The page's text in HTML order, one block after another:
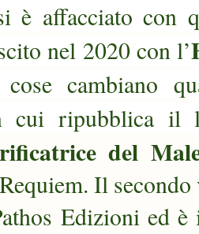
è affacciato
nel 2020 con l’
cambiano
cui ripubblica
del
Il
Edizioni ed